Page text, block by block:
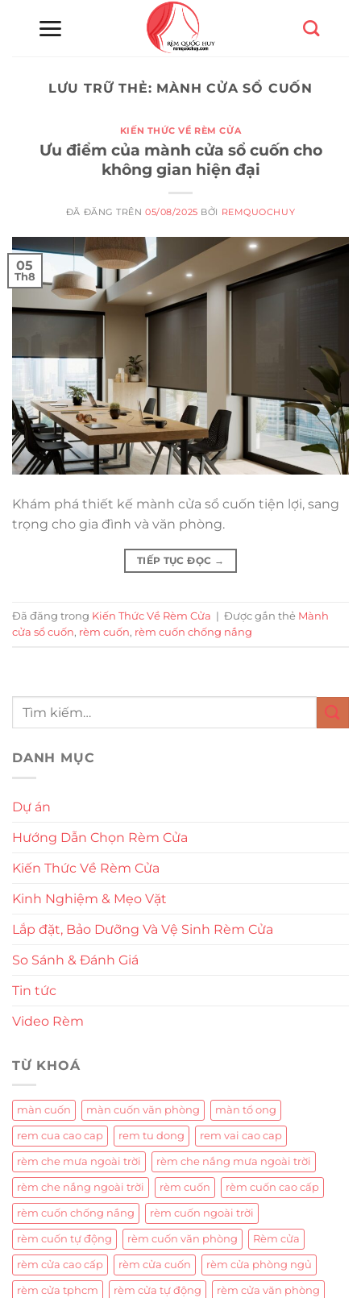
LƯU TRỮ THẺ: MÀNH CỬA SỔ CUỐN
KIẾN THỨC VỀ RÈM CỬA
Ưu điểm của mành cửa sổ cuốn cho
không gian hiện đại
ĐÃ ĐĂNG TRÊN05/08/2025 BỞI REMQUOCHUY
05
Th8
Khám phá thiết kế mành cửa sổ cuốn tiện lợi, sang
trọng cho gia đình và văn phòng.
TIẾP TỤC ĐỌC →
Đã đăng trong Kiến Thức Về Rèm Cửa | Được gắn thẻ Mành
cửa sổ cuốn, rèm cuốn, rèm cuốn chống nắng
DANH MỤC
Dự án
Hướng Dẫn Chọn Rèm Cửa
Kiến Thức Về Rèm Cửa
Kinh Nghiệm & Mẹo Vặt
Lắp đặt, Bảo Dưỡng Và Vệ Sinh Rèm Cửa
So Sánh & Đánh Giá
Tin tức
Video Rèm
TỪ KHOÁ
màn cuốn màn cuốn văn phòng màn tổ ong
rem cua cao cap rem tu dong rem vai cao cap
rèm che mưa ngoài trời rèm che nắng mưa ngoài trời
rèm che nắng ngoài trời rèm cuốn rèm cuốn cao cấp
rèm cuốn chống nắng rèm cuốn ngoài trời
rèm cuốn tự động rèm cuốn văn phòng Rèm cửa
rèm cửa cao cấp rèm cửa cuốn rèm cửa phòng ngủ
rèm cửa tphcm rèm cửa tự động rèm cửa văn phòng